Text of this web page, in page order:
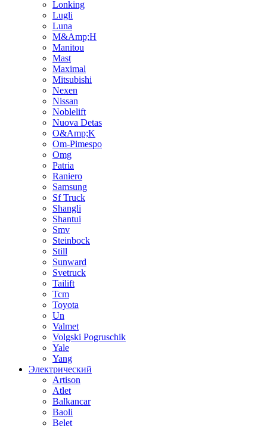
Lonking
Lugli
Luna
M&Amp;H
Manitou
Mast
Maximal
Mitsubishi
Nexen
Nissan
Noblelift
Nuova Detas
O&Amp;K
Om-Pimespo
Omg
Patria
Raniero
Samsung
Sf Truck
Shangli
Shantui
Smv
Steinbock
Still
Sunward
Svetruck
Tailift
Tcm
Toyota
Un
Valmet
Volgski Pogruschik
Yale
Yang
Электрический
Artison
Atlet
Balkancar
Baoli
Belet